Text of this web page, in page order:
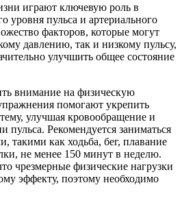
играют ключевую роль в
уровня пульса и артериального
факторов, которые могут
давлению, так и низкому пульсу,
улучшить общее состояние
внимание на физическую
помогают укрепить
улучшая кровообращение и
пульса. Рекомендуется заниматься
такими как ходьба, бег, плавание
не менее 150 минут в неделю.
чрезмерные физические нагрузки
эффекту, поэтому необходимо